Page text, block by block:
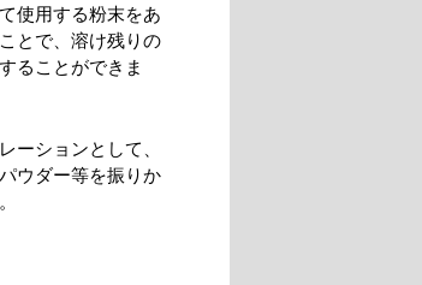
使用する粉末をあ
とで、溶け残りの
ることができま
ーションとして、
ウダー等を振りか